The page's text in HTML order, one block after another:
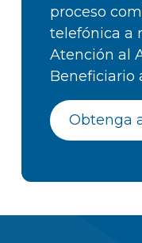
proceso
telefónica a
Atención al
Beneficiario
Obtenga